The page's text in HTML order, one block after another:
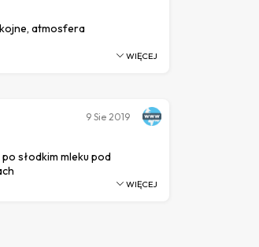
atmosfera
WIĘCEJ
słodkim mleku pod
9 Sie 2019
WIĘCEJ